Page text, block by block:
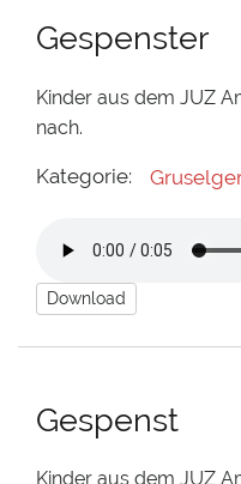
Gespenster
Kinder aus dem JUZ
nach.
Kategorie:
Download
Gespenst
Kinder aus dem JUZ